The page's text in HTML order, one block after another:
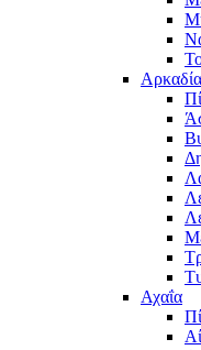
Αρκαδία
Αχαΐα